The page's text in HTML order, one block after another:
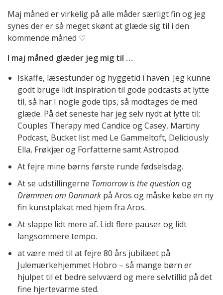
Maj måned er virkelig på alle måder særligt fin og jeg
synes der er så meget skønt at glæde sig til i den
kommende måned ♡
I maj måned glæder jeg mig til …
Iskaffe, læsestunder og hyggetid i haven. Jeg kunne
godt bruge lidt inspiration til gode podcasts at lytte
til, så har I nogle gode tips, så modtages de med
glæde. På det seneste har jeg selv nydt at lytte til;
Couples Therapy med Candice og Casey, Martiny
Podcast, Bucket list med Le Gammeltoft, Deliciously
Ella, Frøkjær og Forfatterne samt Astropod.
At fejre mine børns første runde fødselsdag.
At se udstillingerne Tomorrow is the questionog
Drømmen om Danmark på Aros og måske købe en ny
fin kunstplakat med hjem fra Aros.
At slappe lidt mere af. Lidt flere pauser og lidt
langsommere tempo.
at være med til at fejre 80 års jubilæet på
Julemærkehjemmet Hobro – så mange børn er
hjulpet til et bedre selvværd og mere selvtillid på det
fine hjertevarme sted.